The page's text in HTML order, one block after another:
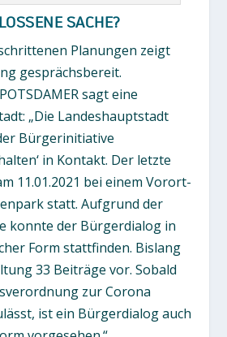
SACHE?
Planungen zeigt
gesprächsbereit.
sagt eine
„Die Landeshauptstadt
Bürgerinitiative
in Kontakt. Der letzte
11.01.2021 bei einem Vorort-
statt. Aufgrund der
konnte der Bürgerdialog in
Form stattfinden. Bislang
33 Beiträge vor. Sobald
zur Corona
ist ein Bürgerdialog auch